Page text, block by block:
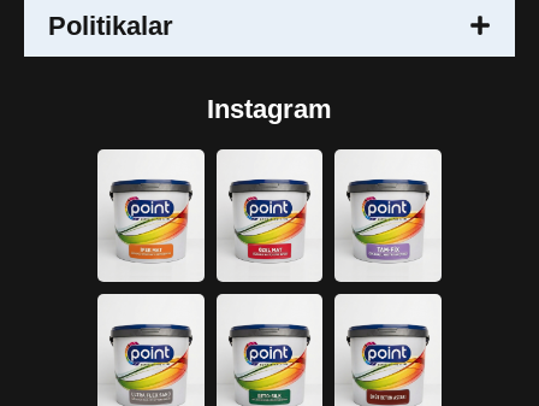
Politikalar
Instagram